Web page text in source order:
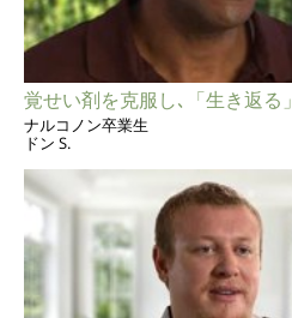
覚せい剤を克服し､「生き返る」
ナルコノン卒業生
ドン S.